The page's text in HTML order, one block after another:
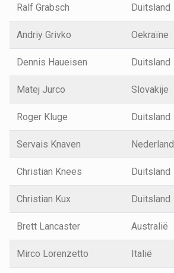
Ralf Grabsch Duitsland
Andriy Grivko Oekraïne
Dennis Haueisen Duitsland
Matej Jurco Slovakije
Roger Kluge Duitsland
Servais Knaven Nederland
Christian Knees Duitsland
Christian Kux Duitsland
Brett Lancaster Australië
Mirco Lorenzetto Italië